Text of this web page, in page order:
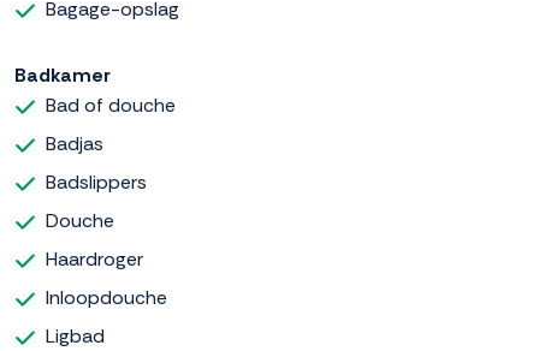
Bagage-opslag
Badkamer
Bad of douche
Badjas
Badslippers
Douche
Haardroger
Inloopdouche
Ligbad